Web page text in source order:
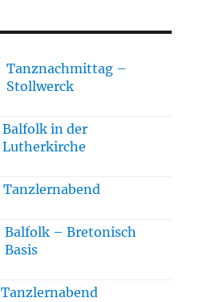
Tanznachmittag –
Stollwerck
Balfolk in der
Lutherkirche
Tanzlernabend
Balfolk – Bretonisch
Basis
Tanzlernabend